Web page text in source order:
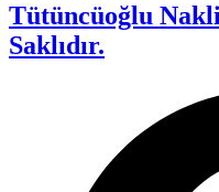
Tütüncüoğlu
Saklıdır.